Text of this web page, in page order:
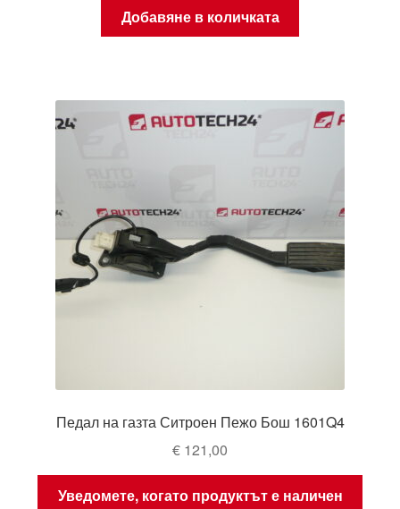
Добавяне в количката
Педал на газта Ситроен Пежо Бош 1601Q4
€ 121,00
Уведомете, когато продуктът е наличен